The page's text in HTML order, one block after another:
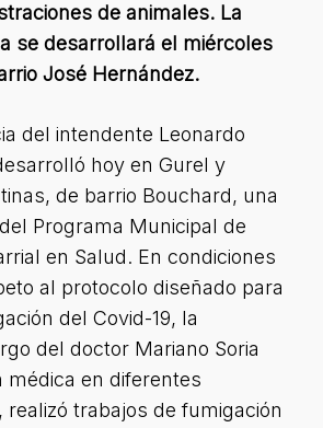
de animales. La
se desarrollará el miércoles
José Hernández.
del intendente Leonardo
hoy en Gurel y
de barrio Bouchard, una
Programa Municipal de
en Salud. En condiciones
al protocolo diseñado para
del Covid-19, la
del doctor Mariano Soria
médica en diferentes
realizó trabajos de fumigación